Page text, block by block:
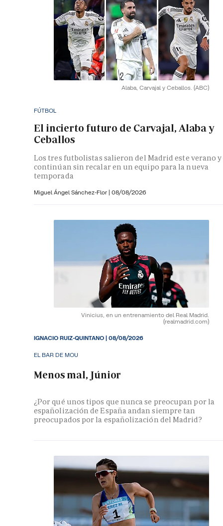
Alaba, Carvajal y Ceballos. (ABC)
FÚTBOL
El incierto futuro de Carvajal, Alaba y
Ceballos
Los tres futbolistas salieron del Madrid este verano y
continúan sin recalar en un equipo para la nueva
temporada
Miguel Ángel Sánchez-Flor | 08/08/2026
Vinicius, en un entrenamiento del Real Madrid.
(realmadrid.com)
EL BAR DE MOU
Menos mal, Júnior
¿Por qué unos tipos que nunca se preocupan por la
españolización de España andan siempre tan
preocupados por la españolización del Madrid?
IGNACIO RUIZ-QUINTANO|08/08/2026